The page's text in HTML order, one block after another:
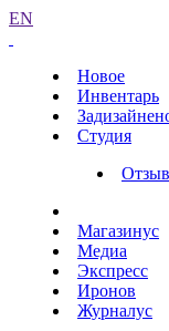
EN
Новое
Инвентарь
Студия
Магазинус
Медиа
Экспресс
Иронов
Журналус